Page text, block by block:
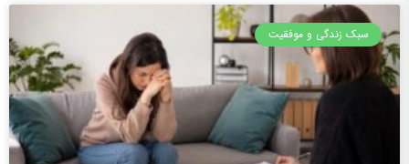
سبک زندگی و موفقیت